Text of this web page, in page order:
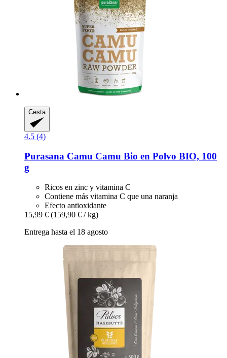
Cesta
4.5 (4)
Purasana Camu Camu Bio en Polvo BIO, 100
g
Ricos en zinc y vitamina C
Contiene más vitamina C que una naranja
Efecto antioxidante
15,99 € (159,90 € / kg)
Entrega hasta el 18 agosto